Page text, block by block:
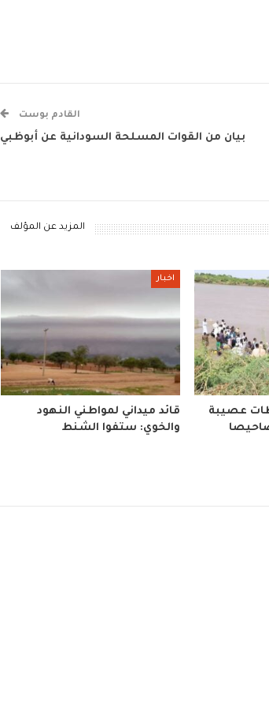
القادم بوست
بيان من القوات المسلحة السودانية عن أبوظبي
المزيد عن المؤلف
عصيبة
اخبار
قائد ميداني لمواطني النهود
والخوي: ستفوا الشنط